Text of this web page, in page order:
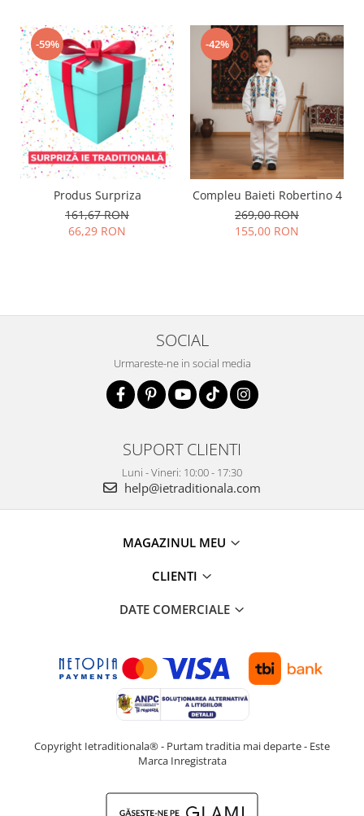
-59%
Produs Surpriza
161,67 RON
66,29 RON
-42%
Compleu Baieti Robertino 4
269,00 RON
155,00 RON
SOCIAL
Urmareste-ne in social media
SUPORT CLIENTI
Luni - Vineri: 10:00 - 17:30
help@ietraditionala.com
MAGAZINUL MEU
CLIENTI
DATE COMERCIALE
Copyright Ietraditionala® - Purtam traditia mai departe - Este
Marca Inregistrata